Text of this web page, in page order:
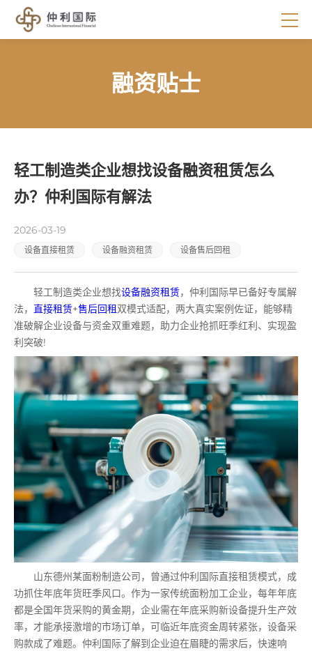
融资贴士
轻工制造类企业想找设备融资租赁怎么
办？仲利国际有解法
2026-03-19
设备直接租赁 设备融资租赁 设备售后回租
轻工制造类企业想找设备融资租赁，仲利国际早已备好专属解
法， 直接租赁+售后回租双模式适配，两大真实案例佐证，能够精
准破解企业设备与资金双重难题，助力企业抢抓旺季红利、实现盈
利突破!
山东德州某面粉制造公司，曾通过仲利国际直接租赁模式，成
功抓住年底年货旺季风口。作为一家传统面粉加工企业，每年年底
都是全国年货采购的黄金期，企业需在年底采购新设备提升生产效
率，才能承接激增的市场订单，可临近年底资金周转紧张，设备采
购款成了难题。仲利国际了解到企业迫在眉睫的需求后，快速响